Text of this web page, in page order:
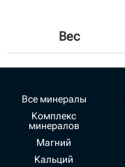
Вес
Все минералы
Комплекс
минералов
Магний
Кальций